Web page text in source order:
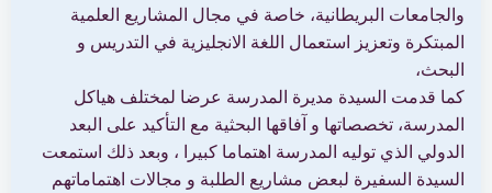
والجامعات البريطانية، خاصة في مجال المشاريع العلمية
المبتكرة وتعزيز استعمال اللغة الانجليزية في التدريس و
البحث،
كما قدمت السيدة مديرة المدرسة عرضا لمختلف هياكل
المدرسة، تخصصاتها و آفاقها البحثية مع التأكيد على البعد
الدولي الذي توليه المدرسة اهتماما كبيرا ، وبعد ذلك استمعت
السيدة السفيرة لبعض مشاريع الطلبة و مجالات اهتماماتهم